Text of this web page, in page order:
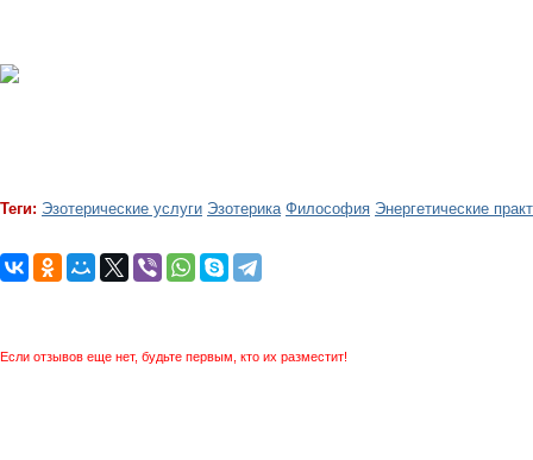
Теги: Эзотерические услуги Эзотерика Философия Энергетические
Если отзывов еще нет, будьте первым, кто их разместит!